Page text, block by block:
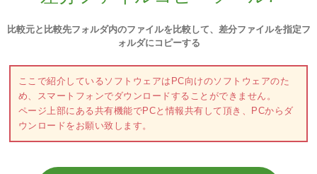
比較元と比較先フォルダ内のファイルを比較して、差分ファイルを指定フ
ォルダにコピーする
ここで紹介しているソフトウェアはPC向けのソフトウェアのた
め、スマートフォンでダウンロードすることができません。
ページ上部にある共有機能でPCと情報共有して頂き、PCからダ
ウンロードをお願い致します。